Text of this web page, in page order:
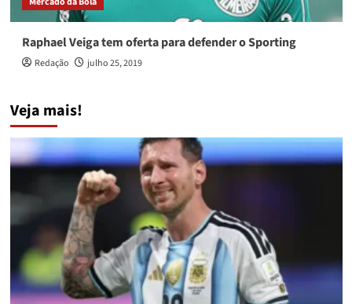
Raphael Veiga tem oferta para defender o Sporting
Redação julho 25, 2019
Veja mais!